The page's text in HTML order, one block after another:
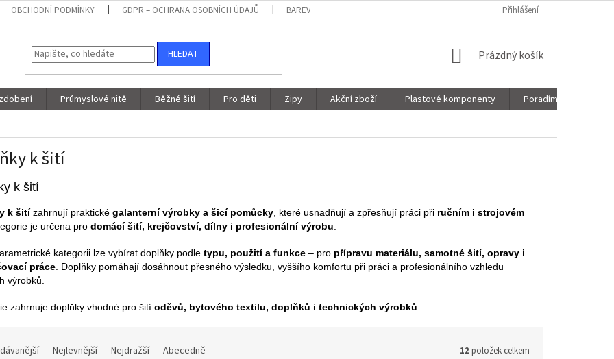
OBCHODNÍ PODMÍNKY GDPR – OCHRANA OSOBNÍCH ÚDAJŮ BAREVNICE Přihlášení
HLEDAT
NÁKUPNÍ
Prázdný košík
Průmyslové nitě Běžné šití Pro děti Zipy Akční zboží Plastové komponenty Poradíme Vám!
k šití
k šití
k šitízahrnují praktické galanterní výrobky a šicí pomůcky, které usnadňují a zpřesňují práci při ručním i strojovém
je určena pro domácí šití, krejčovství, dílny i profesionální výrobu.
kategorii lze vybírat doplňky podle typu, použití a funkce – pro přípravu materiálu, samotné šití, opravy i
práce. Doplňky pomáhají dosáhnout přesného výsledku, vyššího komfortu při práci a profesionálního vzhledu
výrobků.
zahrnuje doplňky vhodné pro šití oděvů, bytového textilu, doplňků i technických výrobků.
Nejlevnější Nejdražší Abecedně 12položek celkem